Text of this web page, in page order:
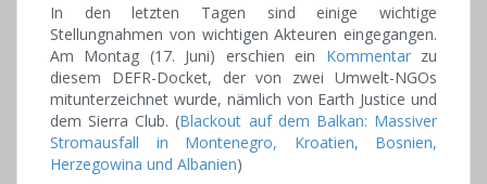
In den letzten Tagen sind einige wichtige
Stellungnahmen von wichtigen Akteuren eingegangen.
Am Montag (17. Juni) erschien ein Kommentarzu
diesem DEFR-Docket, der von zwei Umwelt-NGOs
mitunterzeichnet wurde, nämlich von Earth Justice und
dem Sierra Club. (Blackout auf dem Balkan: Massiver
Stromausfall in Montenegro, Kroatien, Bosnien,
Herzegowina und Albanien)